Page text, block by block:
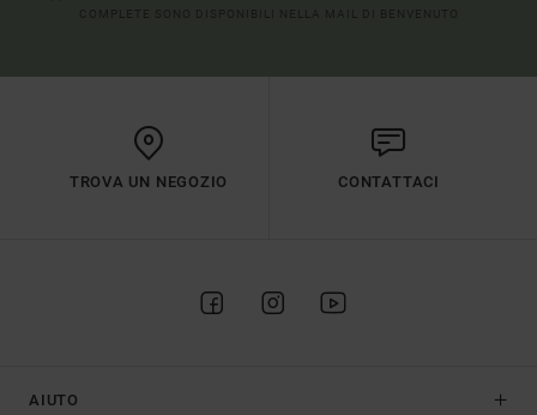
TROVA UN NEGOZIO CONTATTACI
AIUTO